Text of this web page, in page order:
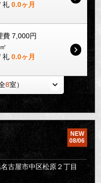
礼 0.0ヶ月
費 7,000円
礼 0.0ヶ月
8室）
NEW
08/06
古屋市中区松原２丁目